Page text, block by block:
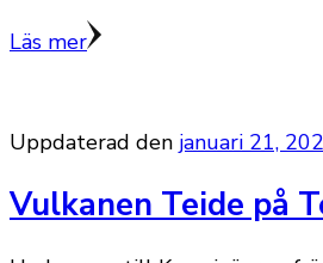
Läs mer
Uppdaterad den januari 21,
Vulkanen Teide på